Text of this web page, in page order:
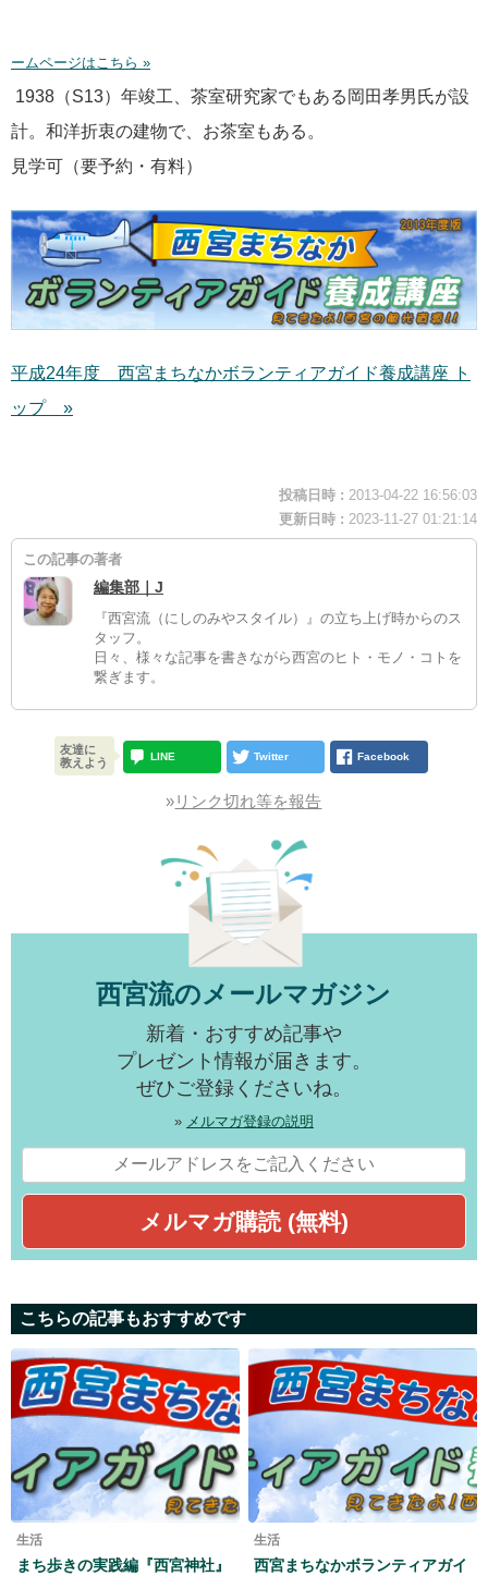
ームページはこちら »
1938（S13）年竣工、茶室研究家でもある岡田孝男氏が設
計。和洋折衷の建物で、お茶室もある。
見学可（要予約・有料）
平成24年度 西宮まちなかボランティアガイド養成講座 ト
ップ »
投稿日時 : 2013-04-22 16:56:03
更新日時 : 2023-11-27 01:21:14
この記事の著者
編集部｜J
『西宮流（にしのみやスタイル）』の立ち上げ時からのス
タッフ。
日々、様々な記事を書きながら西宮のヒト・モノ・コトを
繋ぎます。
友達に
教えよう
LINE Twitter Facebook
»リンク切れ等を報告
西宮流のメールマガジン
新着・おすすめ記事や
プレゼント情報が届きます。
ぜひご登録くださいね。
» メルマガ登録の説明
こちらの記事もおすすめです
生活
まち歩きの実践編『西宮神社』
生活
西宮まちなかボランティアガイ